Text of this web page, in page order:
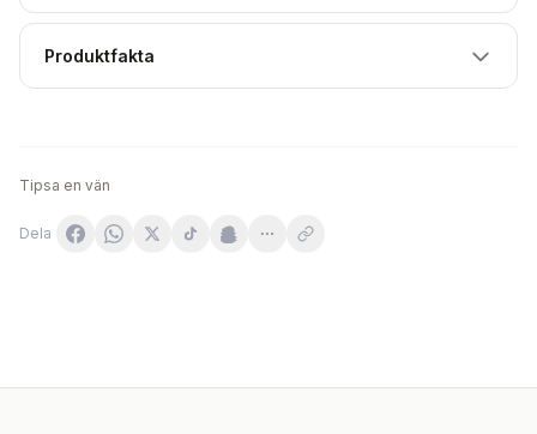
Produktfakta
Tipsa en vän
Dela